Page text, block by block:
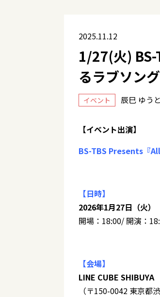
2025.11.12
1/27(火)
るラブソン
イベント 辰巳 ゆう
【イベント出演】
BS-TBS Presents『
【日時】
2026年1月27日（火）
開場：18:00/ 開演：
【会場】
LINE CUBE SHIBUYA
（〒150-0042 東京都